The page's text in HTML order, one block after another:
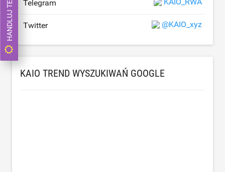
Telegram
Twitter @KAIO_xyz
KAIO TREND WYSZUKIWAŃ GOOGLE
HANDLUJ TERAZ